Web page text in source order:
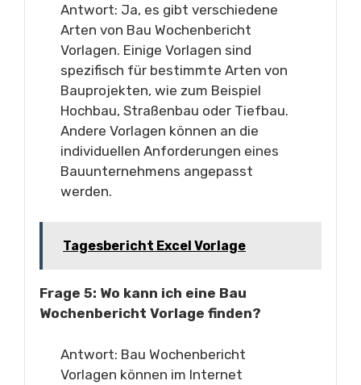
Antwort: Ja, es gibt verschiedene
Arten von Bau Wochenbericht
Vorlagen. Einige Vorlagen sind
spezifisch für bestimmte Arten von
Bauprojekten, wie zum Beispiel
Hochbau, Straßenbau oder Tiefbau.
Andere Vorlagen können an die
individuellen Anforderungen eines
Bauunternehmens angepasst
werden.
Tagesbericht Excel Vorlage
Frage 5: Wo kann ich eine Bau
Wochenbericht Vorlage finden?
Antwort: Bau Wochenbericht
Vorlagen können im Internet